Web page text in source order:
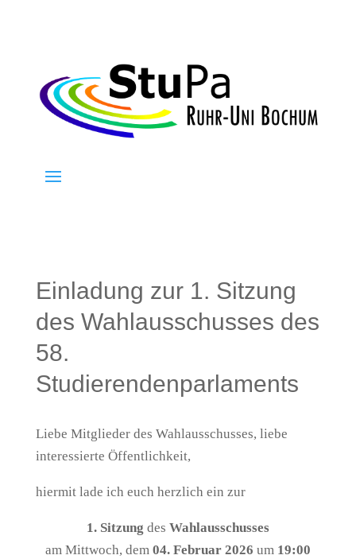
Einladung zur 1. Sitzung
des Wahlausschusses des
58.
Studierendenparlaments
Liebe Mitglieder des Wahlausschusses, liebe
interessierte Öffentlichkeit,
hiermit lade ich euch herzlich ein zur
1. Sitzung des Wahlausschusses
am Mittwoch, dem 04. Februar 2026 um 19:00